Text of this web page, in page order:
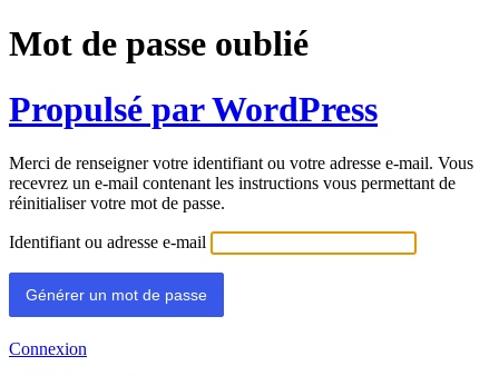
Mot de passe oublié
Propulsé par WordPress
Merci de renseigner votre identifiant ou votre adresse e-mail. Vous
recevrez un e-mail contenant les instructions vous permettant de
réinitialiser votre mot de passe.
Identifiant ou adresse e-mail
Connexion